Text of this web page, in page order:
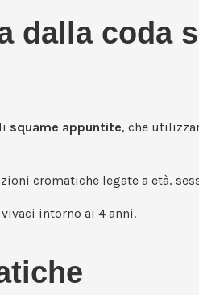
dalla coda
squame appuntite, che
cromatiche legate a età,
intorno ai 4 anni.